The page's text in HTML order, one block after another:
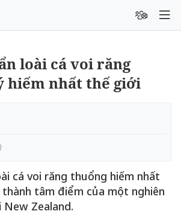
loài cá voi răng
hiếm nhất thế giới
cá voi răng thuổng hiếm nhất
tâm điểm của một nghiên
Zealand.